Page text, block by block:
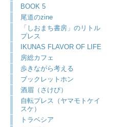
BOOK 5
尾道のzine
「しおまち書房」のリトル
プレス
IKUNAS FLAVOR OF LIFE
房総カフェ
歩きながら考える
ブックレットホン
酒眉（さけび）
自転プレス（ヤマモトケイ
スケ）
トラベシア